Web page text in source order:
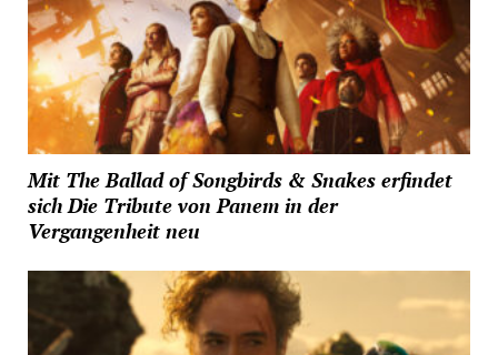
Mit The Ballad of Songbirds & Snakes erfindet
sich Die Tribute von Panem in der
Vergangenheit neu